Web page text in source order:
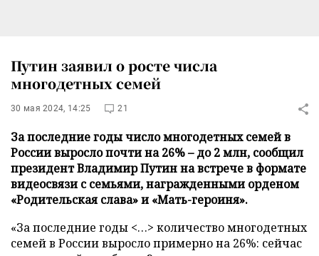
Путин заявил о росте числа
многодетных семей
30 мая 2024, 14:25 21
За последние годы число многодетных семей в
России выросло почти на 26% – до 2 млн, сообщил
президент Владимир Путин на встрече в формате
видеосвязи с семьями, награжденными орденом
«Родительская слава» и «Мать-героиня».
«За последние годы <…> количество многодетных
семей в России выросло примерно на 26%: сейчас